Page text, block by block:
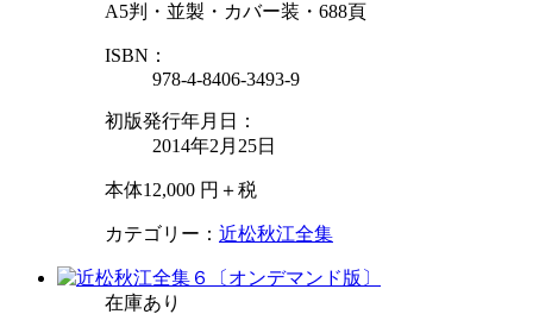
A5判・並製・カバー装・688頁
ISBN：
978-4-8406-3493-9
初版発行年月日：
2014年2月25日
本体12,000 円＋税
カテゴリー： 近松秋江全集
在庫あり